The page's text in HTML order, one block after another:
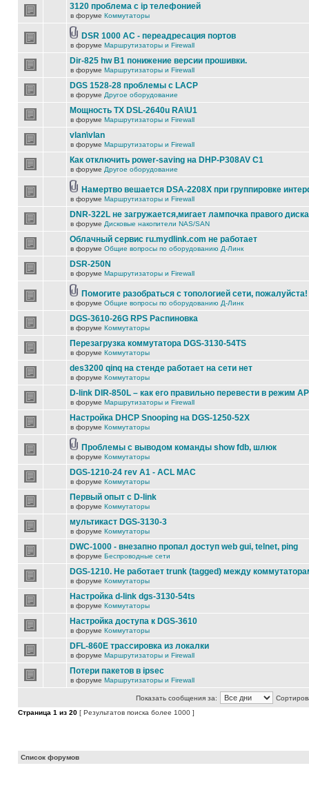
3120 проблема с ip телефонией
в форуме Коммутаторы
DSR 1000 AC - переадресация портов
в форуме Маршрутизаторы и Firewall
Dir-825 hw B1 понижение версии прошивки.
в форуме Маршрутизаторы и Firewall
DGS 1528-28 проблемы с LACP
в форуме Другое оборудование
Мощность TX DSL-2640u RA\U1
в форуме Маршрутизаторы и Firewall
vlan\vlan
в форуме Маршрутизаторы и Firewall
Как отключить power-saving на DHP-P308AV C1
в форуме Другое оборудование
Намертво вешается DSA-2208X при группировке
в форуме Маршрутизаторы и Firewall
DNR-322L не загружается,мигает лампочка правого диска
в форуме Дисковые накопители NAS/SAN
Облачный сервис ru.mydlink.com не работает
в форуме Общие вопросы по оборудованию Д-Линк
DSR-250N
в форуме Маршрутизаторы и Firewall
Помогите разобраться с топологией сети, пожалуйста!
в форуме Общие вопросы по оборудованию Д-Линк
DGS-3610-26G RPS Распиновка
в форуме Коммутаторы
Перезагрузка коммутатора DGS-3130-54TS
в форуме Коммутаторы
des3200 qinq на стенде работает на сети нет
в форуме Коммутаторы
D-link DIR-850L – как его правильно перевести в режим
в форуме Маршрутизаторы и Firewall
Настройка DHCP Snooping на DGS-1250-52X
в форуме Коммутаторы
Проблемы с выводом команды show fdb, шлюк
в форуме Коммутаторы
DGS-1210-24 rev A1 - ACL MAC
в форуме Коммутаторы
Первый опыт с D-link
в форуме Коммутаторы
мультикаст DGS-3130-3
в форуме Коммутаторы
DWC-1000 - внезапно пропал доступ web gui, telnet, ping
в форуме Беспроводные сети
DGS-1210. Не работает trunk (tagged) между
в форуме Коммутаторы
Настройка d-link dgs-3130-54ts
в форуме Коммутаторы
Настройка доступа к DGS-3610
в форуме Коммутаторы
DFL-860E трассировка из локалки
в форуме Маршрутизаторы и Firewall
Потери пакетов в ipsec
в форуме Маршрутизаторы и Firewall
Показать сообщения за:
Страница 1 из 20 [ Результатов поиска более 1000 ]
Список форумов